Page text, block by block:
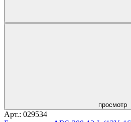
просмотр
Арт.: 029534